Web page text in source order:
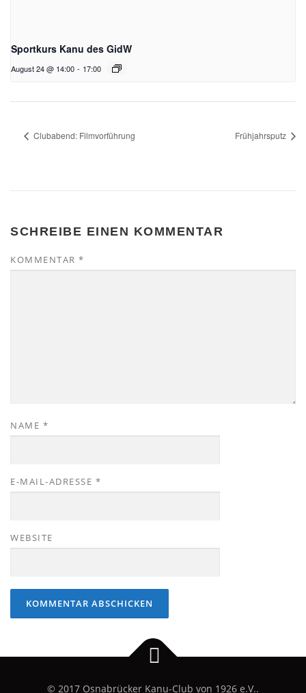
Sportkurs Kanu des GidW
August 24 @ 14:00 - 17:00
Clubabend: Filmvorführung Frühjahrsputz
SCHREIBE EINEN KOMMENTAR
KOMMENTAR *
NAME *
E-MAIL-ADRESSE *
WEBSITE
© 2017 Osnabrücker Kanu-Club von 1926 e.V..